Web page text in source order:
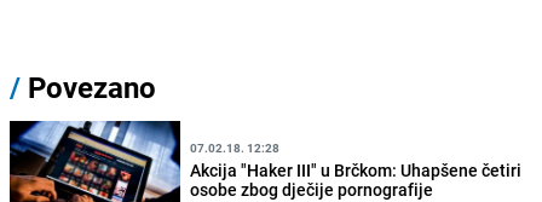
/ Povezano
07.02.18. 12:28
Akcija "Haker III" u Brčkom: Uhapšene četiri
osobe zbog dječije pornografije